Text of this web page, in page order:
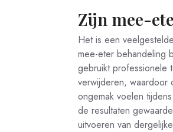
Zijn mee-
Het is een
mee-eter behandeling
gebruikt professionele
verwijderen, waardoor
ongemak voelen
de resultaten
uitvoeren van